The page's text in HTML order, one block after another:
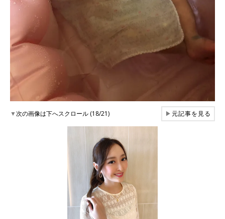
▼次の画像は下へスクロール (18/21) ▶元記事を見る